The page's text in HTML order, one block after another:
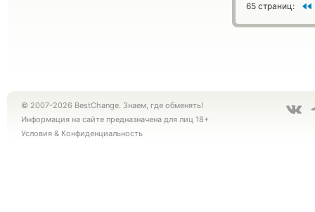
65 страниц:
© 2007-2026 BestChange. Знаем, где обменять!
Информация на сайте предназначена для лиц 18+
Условия & Конфиденциальность